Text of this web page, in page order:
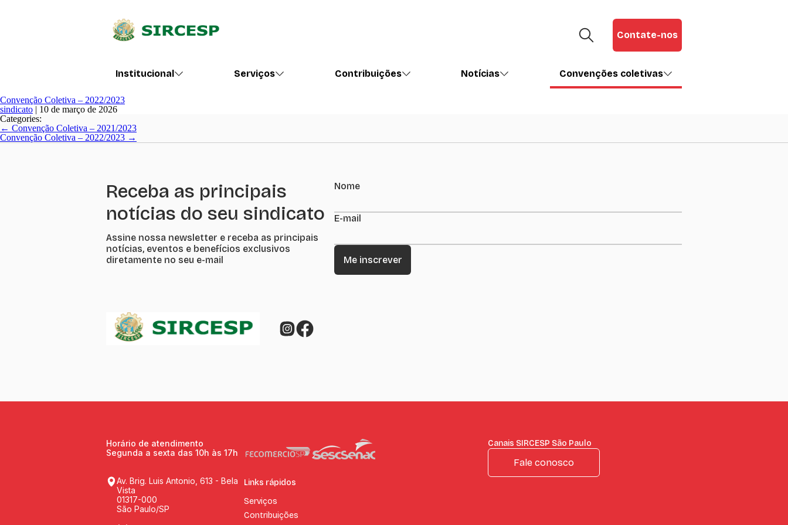
Contate-nos
Institucional Serviços Contribuições Notícias Convenções coletivas
Convenção Coletiva – 2022/2023
sindicato | 10 de março de 2026
Categories:
Navegação
de
Post
← Convenção Coletiva – 2021/2023
Convenção Coletiva – 2022/2023 →
Receba as principais
notícias do seu sindicato
Assine nossa newsletter e receba as principais
notícias, eventos e benefícios exclusivos
diretamente no seu e-mail
Nome
E-mail
Horário de atendimento
Segunda a sexta das 10h às 17h
Av. Brig. Luis Antonio, 613 - Bela
Vista
01317-000
São Paulo/SP
Links rápidos
Serviços
Contribuições
Canais SIRCESP São Paulo
Fale conosco